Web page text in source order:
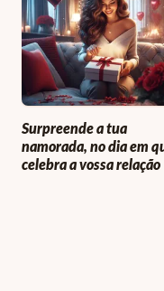
Surpreende a tua
namorada, no dia em
celebra a vossa relação